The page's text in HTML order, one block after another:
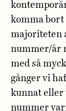
komma
majoriteten
nummer/år
med så
gånger vi
kunnat eller
nummer